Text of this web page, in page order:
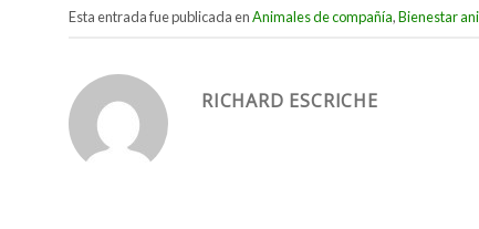
Esta entrada fue publicada enAnimales de compañía,Bienestar
RICHARD ESCRICHE